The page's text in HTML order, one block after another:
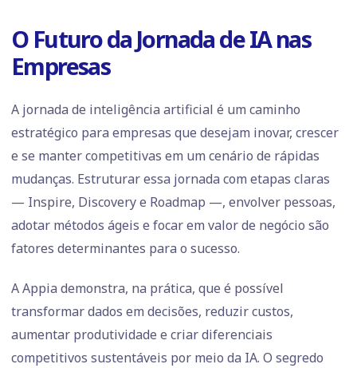
O Futuro da Jornada de IA nas
Empresas
A jornada de inteligência artificial é um caminho
estratégico para empresas que desejam inovar, crescer
e se manter competitivas em um cenário de rápidas
mudanças. Estruturar essa jornada com etapas claras
— Inspire, Discovery e Roadmap —, envolver pessoas,
adotar métodos ágeis e focar em valor de negócio são
fatores determinantes para o sucesso.
A Appia demonstra, na prática, que é possível
transformar dados em decisões, reduzir custos,
aumentar produtividade e criar diferenciais
competitivos sustentáveis por meio da IA. O segredo